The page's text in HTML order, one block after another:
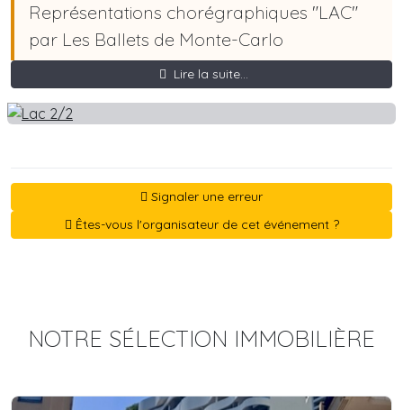
Représentations chorégraphiques "LAC"
par Les Ballets de Monte-Carlo
Lire la suite...
Signaler une erreur
Êtes-vous l'organisateur de cet événement ?
NOTRE SÉLECTION IMMOBILIÈRE